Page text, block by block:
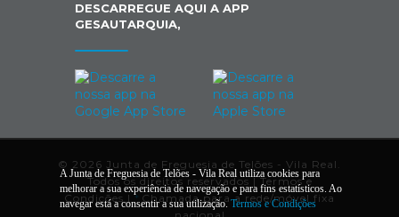
DESCARREGUE AQUI A APP
GESAUTARQUIA,
© 2026 Junta de Freguesia de Telões - Vila Real.
Todos os direitos reservados |Termos e
Condições |* Chamada para a rede/móvel fixa
A Junta de Freguesia de Telões - Vila Real utiliza cookies para
melhorar a sua experiência de navegação e para fins estatísticos. Ao
navegar está a consentir a sua utilização.Termos e Condições